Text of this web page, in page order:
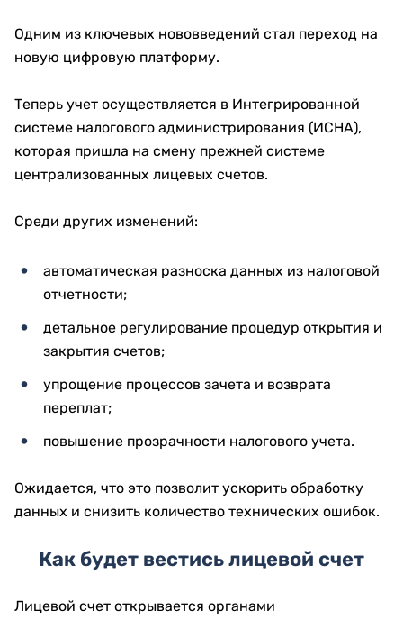
Одним из ключевых нововведений стал переход на
новую цифровую платформу.
Теперь учет осуществляется в Интегрированной
системе налогового администрирования (ИСНА),
которая пришла на смену прежней системе
централизованных лицевых счетов.
Среди других изменений:
автоматическая разноска данных из налоговой
отчетности;
детальное регулирование процедур открытия и
закрытия счетов;
упрощение процессов зачета и возврата
переплат;
повышение прозрачности налогового учета.
Ожидается, что это позволит ускорить обработку
данных и снизить количество технических ошибок.
Как будет вестись лицевой счет
Лицевой счет открывается органами